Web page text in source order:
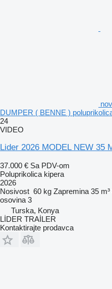
DUMPER ( BENNE )
24
VIDEO
Lider 2026 MODEL NEW 35
37.000 € Sa PDV-om
Poluprikolica kipera
2026
Nosivost 60 kg Zapremina 35 m³
osovina 3
Turska, Konya
LİDER TRAİLER
Kontaktirajte prodavca